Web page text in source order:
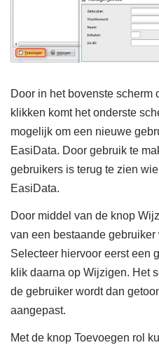
Door in het bovenste scherm
klikken komt het onderste
mogelijk om een nieuwe
EasiData. Door gebruik te
gebruikers is terug te zien
EasiData.
Door middel van de knop
van een bestaande
Selecteer hiervoor eerst een
klik daarna op Wijzigen. Het
de gebruiker wordt dan
aangepast.
Met de knop Toevoegen rol